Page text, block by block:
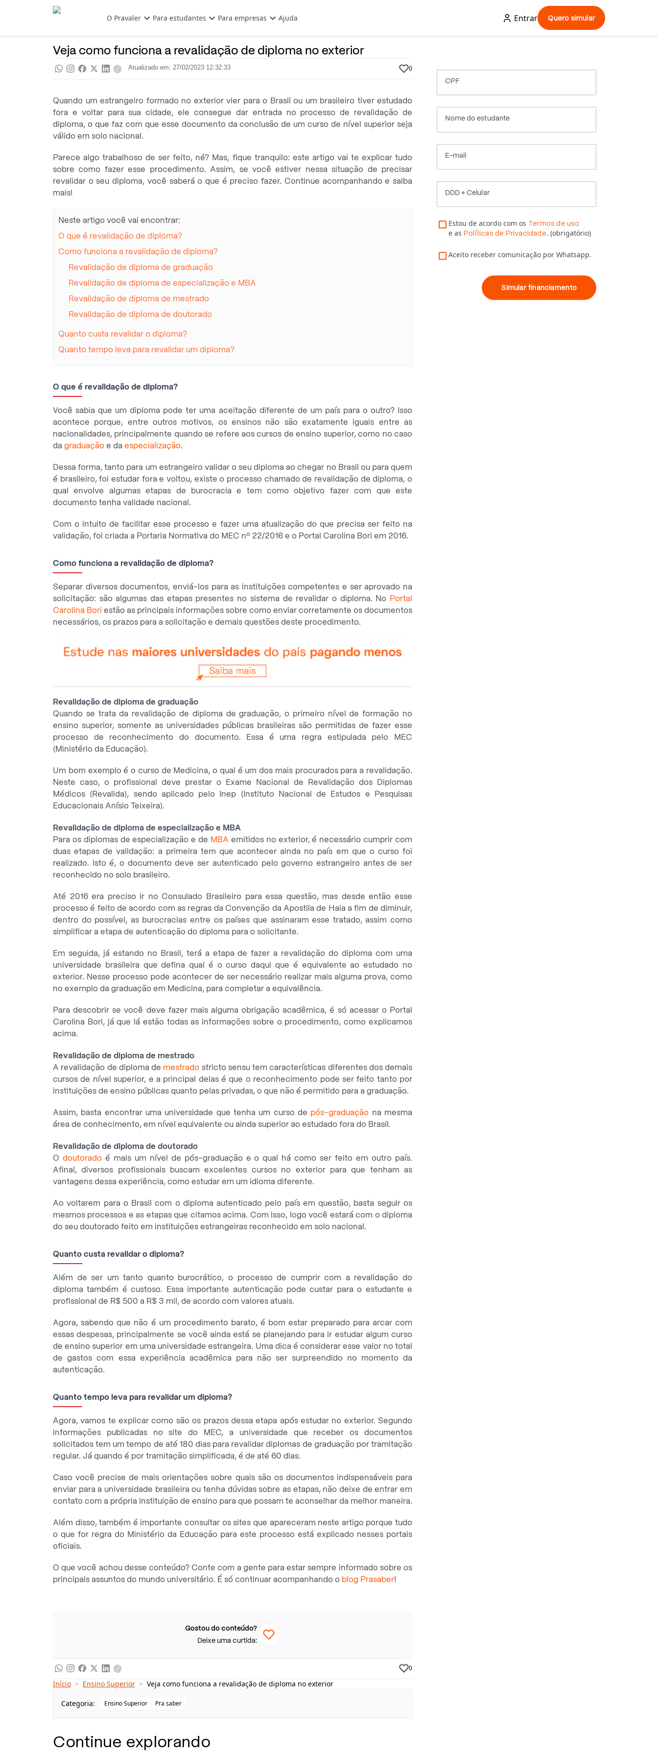
Pular para o conteúdo principal
O Pravaler Para estudantes Para empresas Ajuda Entrar Quero simular
Veja como funciona a revalidação de diploma no exterior
Atualizado em: 27/02/2023 12:32:33 0
CPF
Nome do estudante
E-mail
DDD + Celular
Estou de acordo com os Termos de uso
e as Políticas de Privacidade. (obrigatório)
Aceito receber comunicação por Whatsapp.
Simular financiamento
Quando um estrangeiro formado no exterior vier para o Brasil ou um brasileiro tiver estudado
fora e voltar para sua cidade, ele consegue dar entrada no processo de revalidação de
diploma, o que faz com que esse documento da conclusão de um curso de nível superior seja
válido em solo nacional.
Parece algo trabalhoso de ser feito, né? Mas, fique tranquilo: este artigo vai te explicar tudo
sobre como fazer esse procedimento. Assim, se você estiver nessa situação de precisar
revalidar o seu diploma, você saberá o que é preciso fazer. Continue acompanhando e saiba
mais!
Neste artigo você vai encontrar:
O que é revalidação de diploma?
Como funciona a revalidação de diploma?
Revalidação de diploma de graduação
Revalidação de diploma de especialização e MBA
Revalidação de diploma de mestrado
Revalidação de diploma de doutorado
Quanto custa revalidar o diploma?
Quanto tempo leva para revalidar um diploma?
O que é revalidação de diploma?
Você sabia que um diploma pode ter uma aceitação diferente de um país para o outro? Isso
acontece porque, entre outros motivos, os ensinos não são exatamente iguais entre as
nacionalidades, principalmente quando se refere aos cursos de ensino superior, como no caso
da graduação e da especialização.
Dessa forma, tanto para um estrangeiro validar o seu diploma ao chegar no Brasil ou para quem
é brasileiro, foi estudar fora e voltou, existe o processo chamado de revalidação de diploma, o
qual envolve algumas etapas de burocracia e tem como objetivo fazer com que este
documento tenha validade nacional.
Com o intuito de facilitar esse processo e fazer uma atualização do que precisa ser feito na
validação, foi criada a Portaria Normativa do MEC nº 22/2016 e o Portal Carolina Bori em 2016.
Como funciona a revalidação de diploma?
Separar diversos documentos, enviá-los para as instituições competentes e ser aprovado na
solicitação: são algumas das etapas presentes no sistema de revalidar o diploma. No Portal
Carolina Bori estão as principais informações sobre como enviar corretamente os documentos
necessários, os prazos para a solicitação e demais questões deste procedimento.
Revalidação de diploma de graduação
Quando se trata da revalidação de diploma de graduação, o primeiro nível de formação no
ensino superior, somente as universidades públicas brasileiras são permitidas de fazer esse
processo de reconhecimento do documento. Essa é uma regra estipulada pelo MEC
(Ministério da Educação).
Um bom exemplo é o curso de Medicina, o qual é um dos mais procurados para a revalidação.
Neste caso, o profissional deve prestar o Exame Nacional de Revalidação dos Diplomas
Médicos (Revalida), sendo aplicado pelo Inep (Instituto Nacional de Estudos e Pesquisas
Educacionais Anísio Teixeira).
Revalidação de diploma de especialização e MBA
Para os diplomas de especialização e de MBA emitidos no exterior, é necessário cumprir com
duas etapas de validação: a primeira tem que acontecer ainda no país em que o curso foi
realizado. Isto é, o documento deve ser autenticado pelo governo estrangeiro antes de ser
reconhecido no solo brasileiro.
Até 2016 era preciso ir no Consulado Brasileiro para essa questão, mas desde então esse
processo é feito de acordo com as regras da Convenção da Apostila de Haia a fim de diminuir,
dentro do possível, as burocracias entre os países que assinaram esse tratado, assim como
simplificar a etapa de autenticação do diploma para o solicitante.
Em seguida, já estando no Brasil, terá a etapa de fazer a revalidação do diploma com uma
universidade brasileira que defina qual é o curso daqui que é equivalente ao estudado no
exterior. Nesse processo pode acontecer de ser necessário realizar mais alguma prova, como
no exemplo da graduação em Medicina, para completar a equivalência.
Para descobrir se você deve fazer mais alguma obrigação acadêmica, é só acessar o Portal
Carolina Bori, já que lá estão todas as informações sobre o procedimento, como explicamos
acima.
Revalidação de diploma de mestrado
A revalidação de diploma de mestrado stricto sensu tem características diferentes dos demais
cursos de nível superior, e a principal delas é que o reconhecimento pode ser feito tanto por
instituições de ensino públicas quanto pelas privadas, o que não é permitido para a graduação.
Assim, basta encontrar uma universidade que tenha um curso de pós-graduação na mesma
área de conhecimento, em nível equivalente ou ainda superior ao estudado fora do Brasil.
Revalidação de diploma de doutorado
O doutorado é mais um nível de pós-graduação e o qual há como ser feito em outro país.
Afinal, diversos profissionais buscam excelentes cursos no exterior para que tenham as
vantagens dessa experiência, como estudar em um idioma diferente.
Ao voltarem para o Brasil com o diploma autenticado pelo país em questão, basta seguir os
mesmos processos e as etapas que citamos acima. Com isso, logo você estará com o diploma
do seu doutorado feito em instituições estrangeiras reconhecido em solo nacional.
Quanto custa revalidar o diploma?
Além de ser um tanto quanto burocrático, o processo de cumprir com a revalidação do
diploma também é custoso. Essa importante autenticação pode custar para o estudante e
profissional de R$ 500 a R$ 3 mil, de acordo com valores atuais.
Agora, sabendo que não é um procedimento barato, é bom estar preparado para arcar com
essas despesas, principalmente se você ainda está se planejando para ir estudar algum curso
de ensino superior em uma universidade estrangeira. Uma dica é considerar esse valor no total
de gastos com essa experiência acadêmica para não ser surpreendido no momento da
autenticação.
Quanto tempo leva para revalidar um diploma?
Agora, vamos te explicar como são os prazos dessa etapa após estudar no exterior. Segundo
informações publicadas no site do MEC, a universidade que receber os documentos
solicitados tem um tempo de até 180 dias para revalidar diplomas de graduação por tramitação
regular. Já quando é por tramitação simplificada, é de até 60 dias.
Caso você precise de mais orientações sobre quais são os documentos indispensáveis para
enviar para a universidade brasileira ou tenha dúvidas sobre as etapas, não deixe de entrar em
contato com a própria instituição de ensino para que possam te aconselhar da melhor maneira.
Além disso, também é importante consultar os sites que apareceram neste artigo porque tudo
o que for regra do Ministério da Educação para este processo está explicado nesses portais
oficiais.
O que você achou desse conteúdo? Conte com a gente para estar sempre informado sobre os
principais assuntos do mundo universitário. É só continuar acompanhando o blog Prasaber!
Gostou do conteúdo?
Deixe uma curtida:
0
Início > Ensino Superior > Veja como funciona a revalidação de diploma no exterior
Categoria: Ensino Superior Pra saber
Continue explorando